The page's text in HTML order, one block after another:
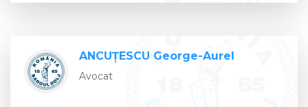
ANCUŢESCU George-Aurel
Avocat